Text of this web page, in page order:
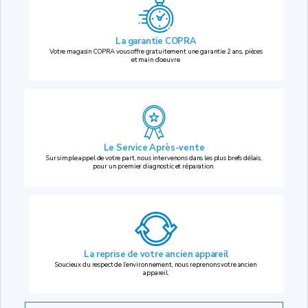
La garantie COPRA
Votre magasin COPRA vous offre gratuitement une garantie 2 ans, pièces
et main d’oeuvre.
Le Service Après-vente
Sur simple appel de votre part, nous intervenons dans les plus brefs délais,
pour un premier diagnostic et réparation.
La reprise de votre ancien appareil
Soucieux du respect de l’environnement, nous reprenons votre ancien
appareil.